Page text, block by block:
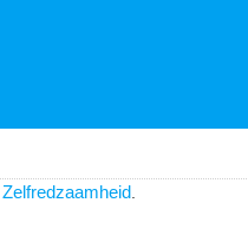
Zelfredzaamheid